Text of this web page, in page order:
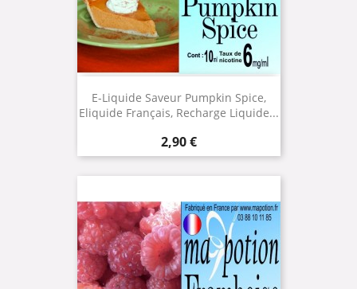
E-Liquide Saveur Pumpkin Spice,
Eliquide Français, Recharge Liquide...
Prix
2,90 €